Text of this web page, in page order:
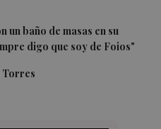
baño de masas en su
digo que soy de Foios"
Torres